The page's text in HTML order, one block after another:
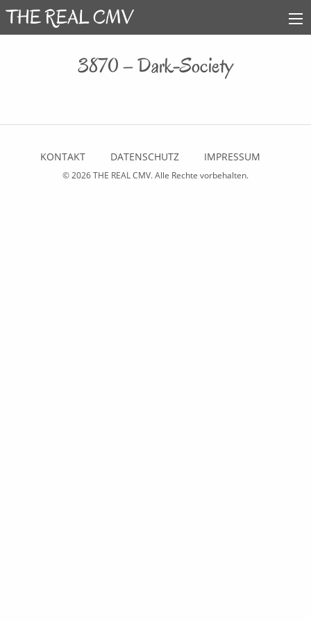
3870 – Dark-Society
KONTAKT DATENSCHUTZ IMPRESSUM
© 2026THE REAL CMV. Alle Rechte vorbehalten.